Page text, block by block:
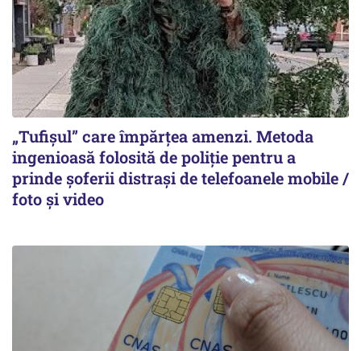
„Tufișul” care împărțea amenzi. Metoda
ingenioasă folosită de poliție pentru a
prinde șoferii distrași de telefoanele mobile /
foto și video